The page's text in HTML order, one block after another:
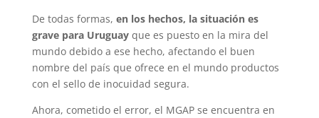
De todas formas, en los hechos, la situación es
grave para Uruguayque es puesto en la mira del
mundo debido a ese hecho, afectando el buen
nombre del país que ofrece en el mundo productos
con el sello de inocuidad segura.
Ahora, cometido el error, el MGAP se encuentra en